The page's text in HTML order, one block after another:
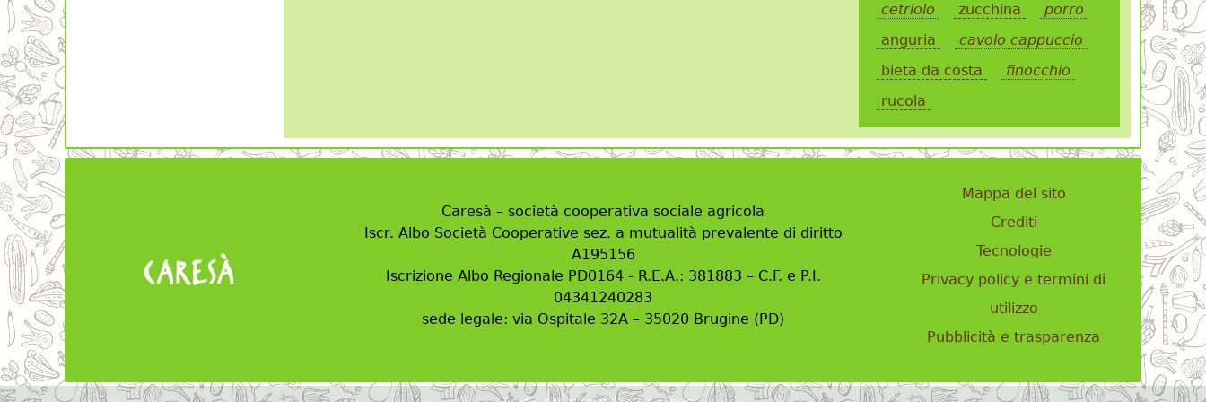
cetriolo zucchina
porro
anguria
cavolo cappuccio
bieta da costa
finocchio
rucola
Caresà – società cooperativa sociale agricola
Iscr. Albo Società Cooperative sez. a mutualità prevalente di diritto
A195156
Iscrizione Albo Regionale PD0164 - R.E.A.: 381883 – C.F. e P.I.
04341240283
sede legale: via Ospitale 32A – 35020 Brugine (PD)
Mappa del sito
Crediti
Tecnologie
Privacy policy e termini di
utilizzo
Pubblicità e trasparenza